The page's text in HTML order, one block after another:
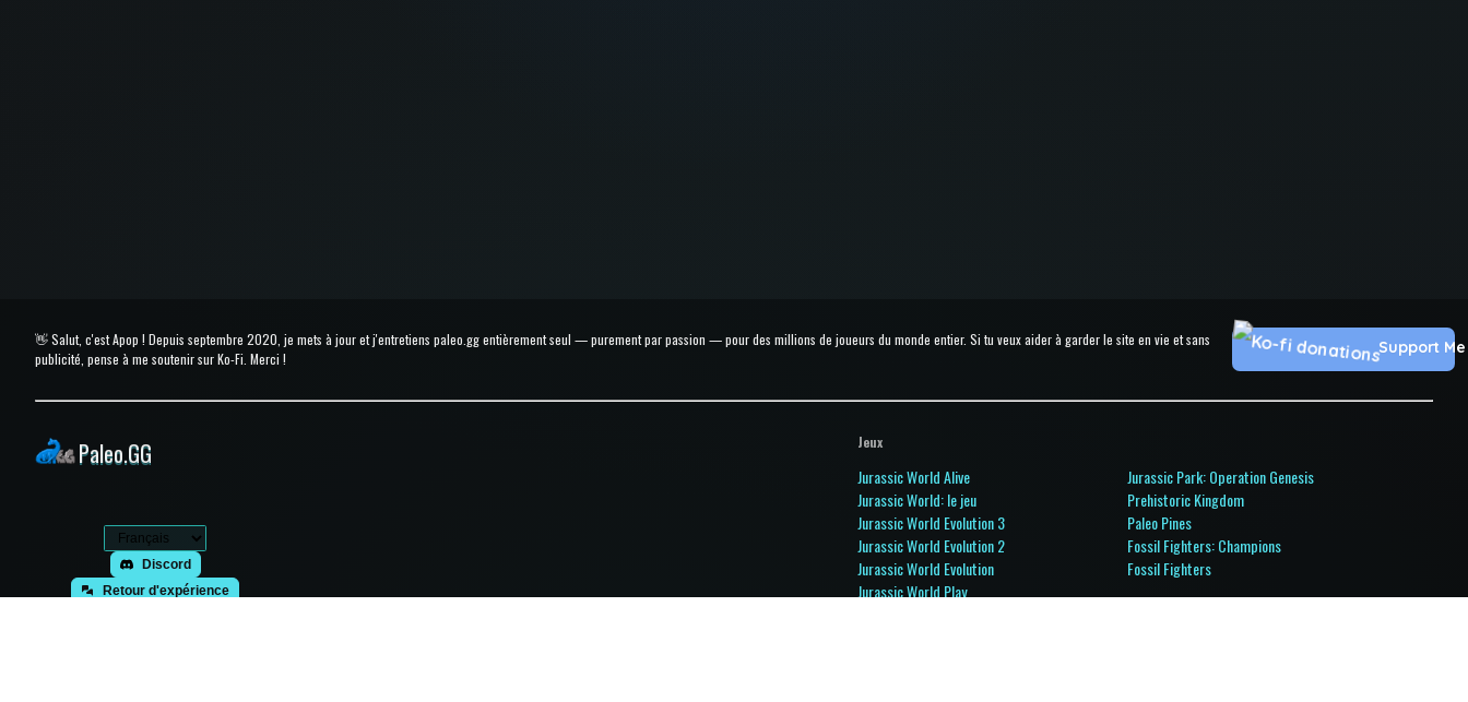
👋 Salut, c'est Apop ! Depuis septembre 2020, je mets à jour et j'entretiens paleo.gg entièrement seul — purement par passion — pour des millions de joueurs du monde entier. Si tu veux aider à garder le site en vie et sans
publicité, pense à me soutenir sur Ko-Fi. Merci !
Support Me
Paleo.GG
Discord
Retour d'expérience
Jeux
Jurassic World Alive
Jurassic World: le jeu
Jurassic World Evolution 3
Jurassic World Evolution 2
Jurassic World Evolution
Jurassic World Play
Jurassic Park: Operation Genesis
Prehistoric Kingdom
Paleo Pines
Fossil Fighters: Champions
Fossil Fighters